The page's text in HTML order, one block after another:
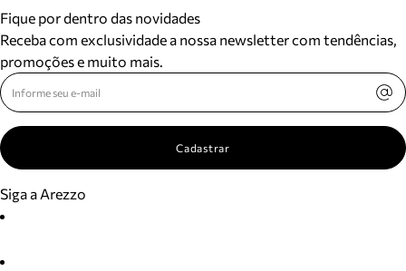
Fique por dentro das novidades
Receba com exclusividade a nossa newsletter com tendências,
promoções e muito mais.
Cadastrar
Siga a Arezzo